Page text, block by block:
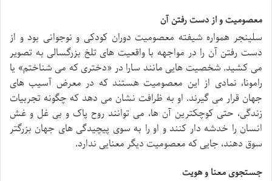
معصومیت و از دست رفتن آن
سلینجر همواره شیفته معصومیت دوران کودکی و نوجوانی بود و از
دست رفتن آن را در مواجهه با واقعیت های تلخ بزرگسالی به تصویر
می کشید. شخصیت هایی مانند سارا در «دختری که می شناختم» یا
رامونا، نمادی از این معصومیت هستند که در معرض آسیب های
جهان قرار می گیرند. او به ظرافت نشان می دهد که چگونه تجربیات
زندگی، حتی کوچکترین آن ها، می توانند روح پاک و بی غل و غش
انسان را خدشه دار کنند و او را به سوی پیچیدگی های جهان بزرگتر
سوق دهند، جایی که معصومیت دیگر معنایی ندارد.
جستجوی معنا و هویت